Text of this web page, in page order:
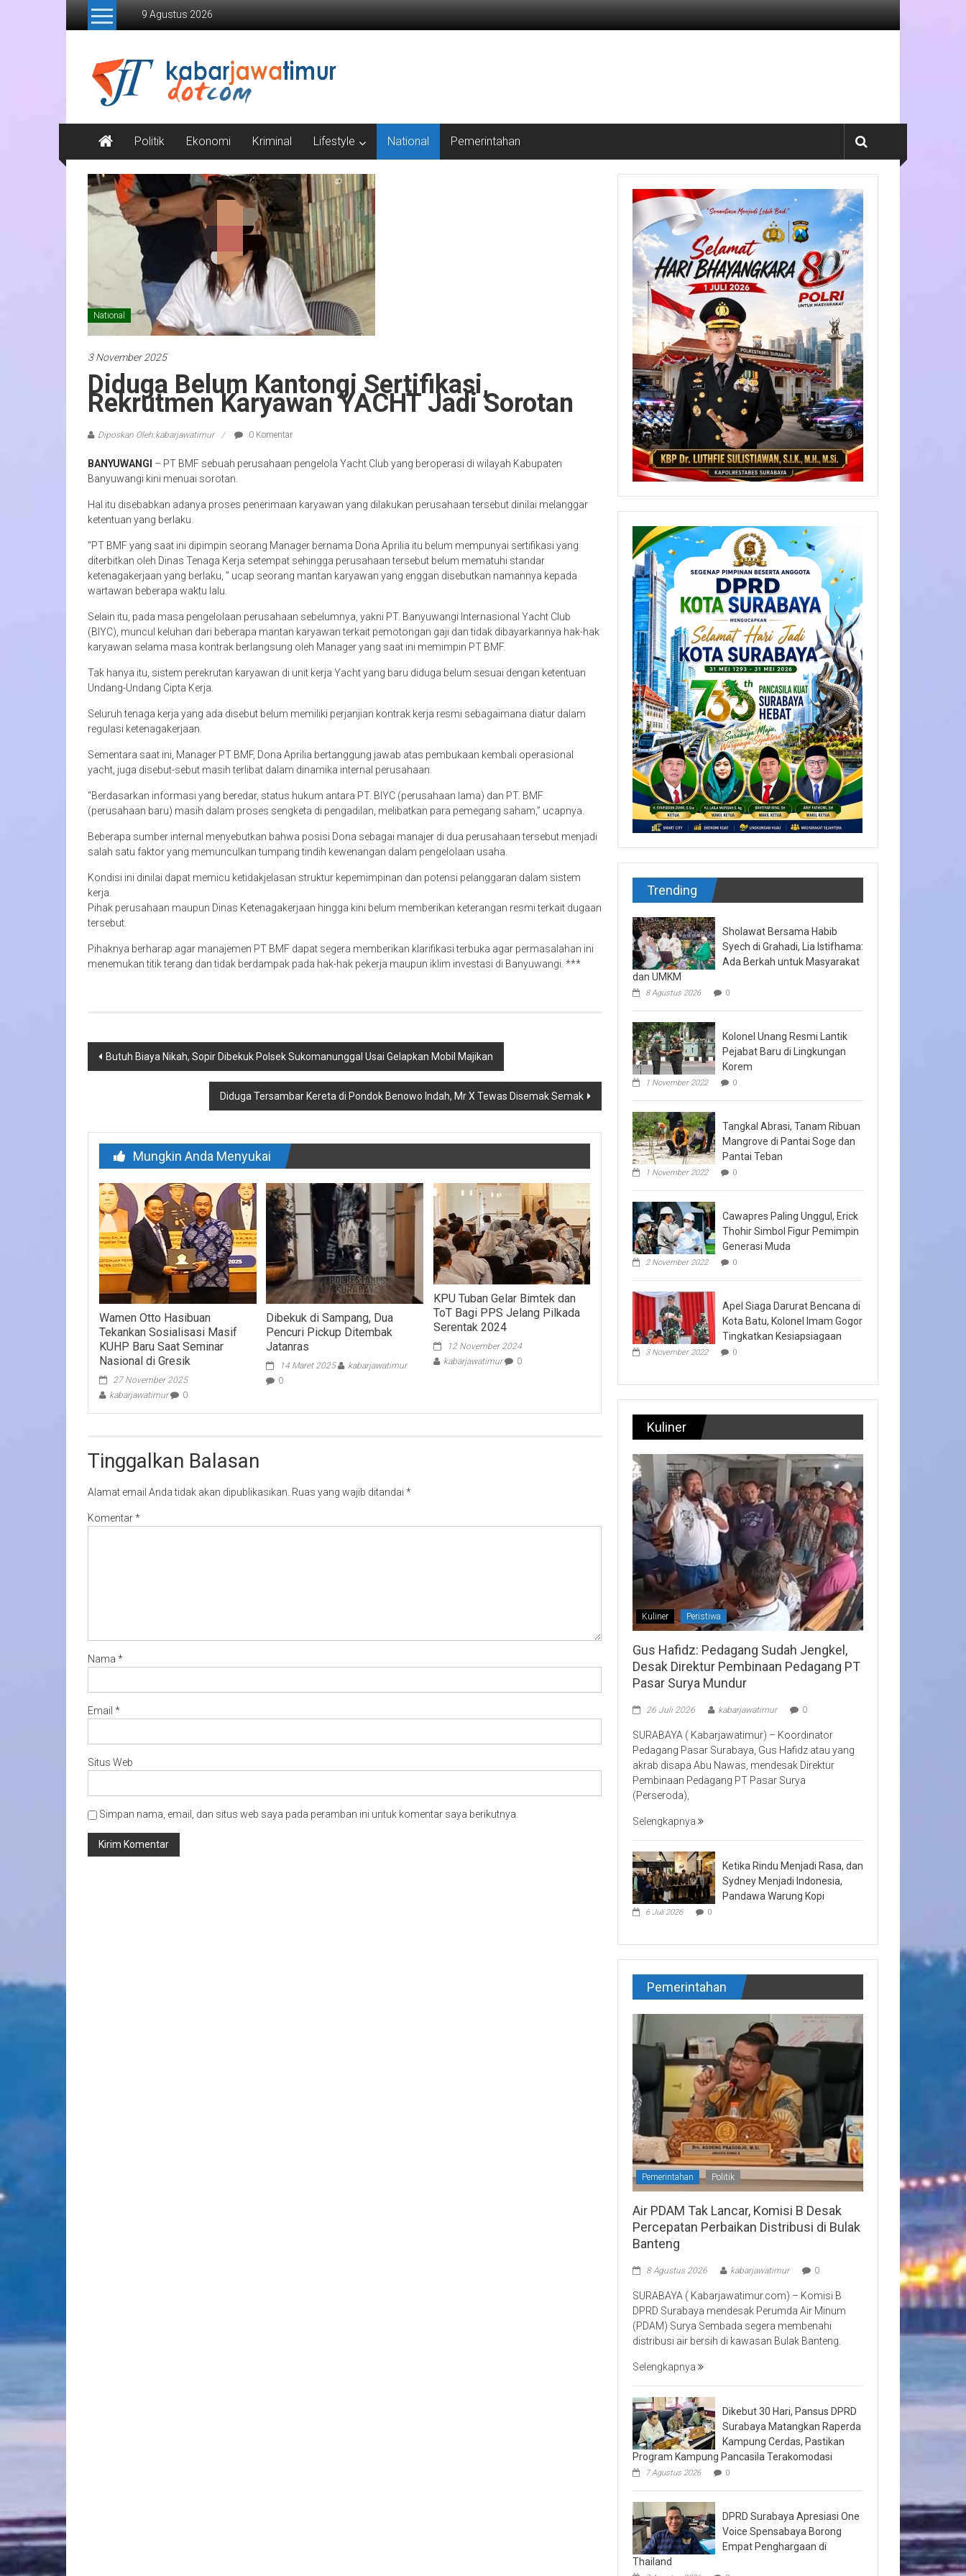
Lompat
9 Agustus 2026
Kabar
Jawa
Timur
Media
Online
Jawa
Timur
Politik Ekonomi Kriminal Lifestyle National Pemerintahan
National
3 November 2025
Diduga Belum Kantongi Sertifikasi,
Rekrutmen Karyawan YACHT Jadi Sorotan
Diposkan Oleh:kabarjawatimur 0 Komentar
BANYUWANGI – PT BMF sebuah perusahaan pengelola Yacht Club yang beroperasi di wilayah Kabupaten
Banyuwangi kini menuai sorotan.
Hal itu disebabkan adanya proses penerimaan karyawan yang dilakukan perusahaan tersebut dinilai melanggar
ketentuan yang berlaku.
“PT BMF yang saat ini dipimpin seorang Manager bernama Dona Aprilia itu belum mempunyai sertifikasi yang
diterbitkan oleh Dinas Tenaga Kerja setempat sehingga perusahaan tersebut belum mematuhi standar
ketenagakerjaan yang berlaku, ” ucap seorang mantan karyawan yang enggan disebutkan namannya kepada
wartawan beberapa waktu lalu.
Selain itu, pada masa pengelolaan perusahaan sebelumnya, yakni PT. Banyuwangi Internasional Yacht Club
(BIYC), muncul keluhan dari beberapa mantan karyawan terkait pemotongan gaji dan tidak dibayarkannya hak-hak
karyawan selama masa kontrak berlangsung oleh Manager yang saat ini memimpin PT BMF.
Tak hanya itu, sistem perekrutan karyawan di unit kerja Yacht yang baru diduga belum sesuai dengan ketentuan
Undang-Undang Cipta Kerja.
Seluruh tenaga kerja yang ada disebut belum memiliki perjanjian kontrak kerja resmi sebagaimana diatur dalam
regulasi ketenagakerjaan.
Sementara saat ini, Manager PT BMF, Dona Aprilia bertanggung jawab atas pembukaan kembali operasional
yacht, juga disebut-sebut masih terlibat dalam dinamika internal perusahaan.
“Berdasarkan informasi yang beredar, status hukum antara PT. BIYC (perusahaan lama) dan PT. BMF
(perusahaan baru) masih dalam proses sengketa di pengadilan, melibatkan para pemegang saham,” ucapnya.
Beberapa sumber internal menyebutkan bahwa posisi Dona sebagai manajer di dua perusahaan tersebut menjadi
salah satu faktor yang memunculkan tumpang tindih kewenangan dalam pengelolaan usaha.
Kondisi ini dinilai dapat memicu ketidakjelasan struktur kepemimpinan dan potensi pelanggaran dalam sistem
kerja.
Pihak perusahaan maupun Dinas Ketenagakerjaan hingga kini belum memberikan keterangan resmi terkait dugaan
tersebut.
Pihaknya berharap agar manajemen PT BMF dapat segera memberikan klarifikasi terbuka agar permasalahan ini
menemukan titik terang dan tidak berdampak pada hak-hak pekerja maupun iklim investasi di Banyuwangi. ***
Navigasi
Butuh Biaya Nikah, Sopir Dibekuk Polsek Sukomanunggal Usai Gelapkan Mobil Majikan
Diduga Tersambar Kereta di Pondok Benowo Indah, Mr X Tewas Disemak Semak
Mungkin Anda Menyukai
Wamen Otto Hasibuan
Tekankan Sosialisasi Masif
KUHP Baru Saat Seminar
Nasional di Gresik
27 November 2025
kabarjawatimur
0
Dibekuk di Sampang, Dua
Pencuri Pickup Ditembak
Jatanras
14 Maret 2025
kabarjawatimur
0
KPU Tuban Gelar Bimtek dan
ToT Bagi PPS Jelang Pilkada
Serentak 2024
12 November 2024
kabarjawatimur
0
Tinggalkan Balasan
Alamat email Anda tidak akan dipublikasikan. Ruas yang wajib ditandai *
Komentar*
Nama *
Email *
Situs Web
Simpan nama, email, dan situs web saya pada peramban ini untuk komentar saya berikutnya.
Trending
Sholawat Bersama Habib
Syech di Grahadi, Lia Istifhama:
Ada Berkah untuk Masyarakat
dan UMKM
8 Agustus 2026 0
Kolonel Unang Resmi Lantik
Pejabat Baru di Lingkungan
Korem
1 November 2022 0
Tangkal Abrasi, Tanam Ribuan
Mangrove di Pantai Soge dan
Pantai Teban
1 November 2022 0
Cawapres Paling Unggul, Erick
Thohir Simbol Figur Pemimpin
Generasi Muda
2 November 2022 0
Apel Siaga Darurat Bencana di
Kota Batu, Kolonel Imam Gogor
Tingkatkan Kesiapsiagaan
3 November 2022 0
Kuliner
Kuliner Peristiwa
Gus Hafidz: Pedagang Sudah Jengkel,
Desak Direktur Pembinaan Pedagang PT
Pasar Surya Mundur
26 Juli 2026 kabarjawatimur 0
SURABAYA ( Kabarjawatimur) – Koordinator
Pedagang Pasar Surabaya, Gus Hafidz atau yang
akrab disapa Abu Nawas, mendesak Direktur
Pembinaan Pedagang PT Pasar Surya
(Perseroda),
Selengkapnya
Ketika Rindu Menjadi Rasa, dan
Sydney Menjadi Indonesia,
Pandawa Warung Kopi
6 Juli 2026 0
Pemerintahan
Pemerintahan Politik
Air PDAM Tak Lancar, Komisi B Desak
Percepatan Perbaikan Distribusi di Bulak
Banteng
8 Agustus 2026 kabarjawatimur 0
SURABAYA ( Kabarjawatimur.com) – Komisi B
DPRD Surabaya mendesak Perumda Air Minum
(PDAM) Surya Sembada segera membenahi
distribusi air bersih di kawasan Bulak Banteng.
Selengkapnya
Dikebut 30 Hari, Pansus DPRD
Surabaya Matangkan Raperda
Kampung Cerdas, Pastikan
Program Kampung Pancasila Terakomodasi
7 Agustus 2026 0
DPRD Surabaya Apresiasi One
Voice Spensabaya Borong
Empat Penghargaan di
Thailand